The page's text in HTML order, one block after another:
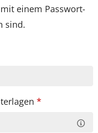
einem Passwort-
sind.
*